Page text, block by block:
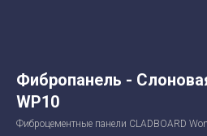
Фибропанель -
WP10
Фиброцементные панели CLADBOARD